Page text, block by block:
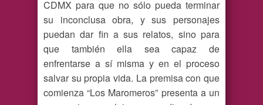
CDMX para que no sólo pueda terminar
su inconclusa obra, y sus personajes
puedan dar fin a sus relatos, sino para
que también ella sea capaz de
enfrentarse a sí misma y en el proceso
salvar su propia vida. La premisa con que
comienza “Los Maromeros” presenta a un